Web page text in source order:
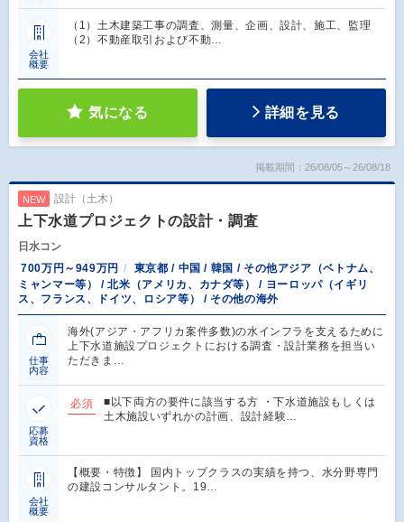
会社
概要
（1）土木建築工事の調査、測量、企画、設計、施工、監理
（2）不動産取引および不動…
気になる 詳細を見る
掲載期間：26/08/05～26/08/18
NEW 設計（土木）
上下水道プロジェクトの設計・調査
日水コン
700万円～949万円
東京都 / 中国 / 韓国 / その他アジア（ベトナム、
ミャンマー等） / 北米（アメリカ、カナダ等） / ヨーロッパ（イギリ
ス、フランス、ドイツ、ロシア等） / その他の海外
仕事
内容
海外(アジア・アフリカ案件多数)の水インフラを支えるために
上下水道施設プロジェクトにおける調査・設計業務を担当い
ただきま…
応募
資格
必須
■以下両方の要件に該当する方 ・下水道施設もしくは
土木施設いずれかの計画、設計経験…
会社
概要
【概要・特徴】 国内トップクラスの実績を持つ、水分野専門
の建設コンサルタント。19…